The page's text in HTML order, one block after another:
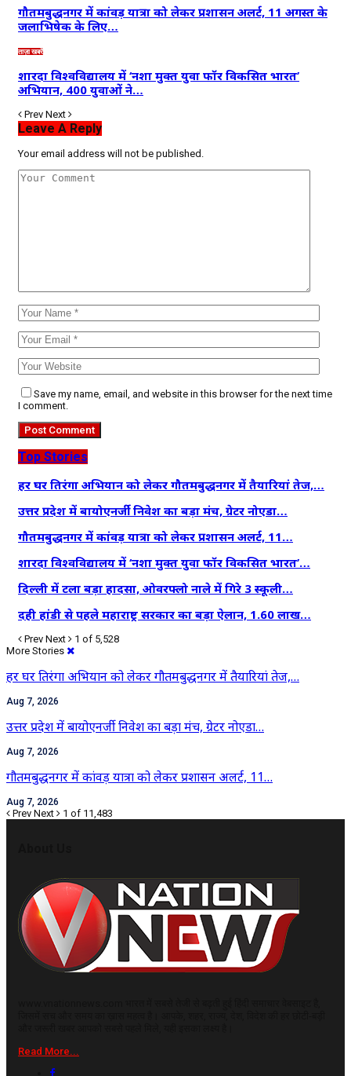
गौतमबुद्धनगर में कांवड़ यात्रा को लेकर प्रशासन अलर्ट, 11 अगस्त के
जलाभिषेक के लिए…
ताज़ा खबरें
शारदा विश्वविद्यालय में ‘नशा मुक्त युवा फॉर विकसित भारत’
अभियान, 400 युवाओं ने…
Prev Next
Leave A Reply
Your email address will not be published.
Save my name, email, and website in this browser for the next time
I comment.
Top Stories
हर घर तिरंगा अभियान को लेकर गौतमबुद्धनगर में तैयारियां तेज,…
उत्तर प्रदेश में बायोएनर्जी निवेश का बड़ा मंच, ग्रेटर नोएडा…
गौतमबुद्धनगर में कांवड़ यात्रा को लेकर प्रशासन अलर्ट, 11…
शारदा विश्वविद्यालय में ‘नशा मुक्त युवा फॉर विकसित भारत’…
दिल्ली में टला बड़ा हादसा, ओवरफ्लो नाले में गिरे 3 स्कूली…
दही हांडी से पहले महाराष्ट्र सरकार का बड़ा ऐलान, 1.60 लाख…
Prev Next
1 of 5,528
More Stories
हर घर तिरंगा अभियान को लेकर गौतमबुद्धनगर में तैयारियां तेज,…
Aug 7, 2026
उत्तर प्रदेश में बायोएनर्जी निवेश का बड़ा मंच, ग्रेटर नोएडा…
Aug 7, 2026
गौतमबुद्धनगर में कांवड़ यात्रा को लेकर प्रशासन अलर्ट, 11…
Aug 7, 2026
Prev Next 1 of 11,483
Read More...